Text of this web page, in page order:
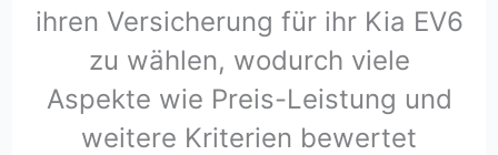
ihren Versicherung für ihr Kia EV6
zu wählen, wodurch viele
Aspekte wie Preis-Leistung und
weitere Kriterien bewertet